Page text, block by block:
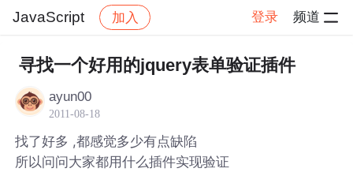
JavaScript 加入 登录 频道
社区 JavaScript 帖子详情
寻找一个好用的jquery表单验证插件
ayun00
2011-08-18
找了好多 ,都感觉多少有点缺陷
所以问问大家都用什么插件实现验证